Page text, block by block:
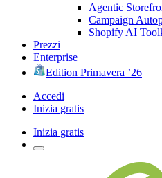
Agentic
Campaign
Shopify AI
Prezzi
Enterprise
Edition Primavera ’26
Accedi
Inizia gratis
Inizia gratis